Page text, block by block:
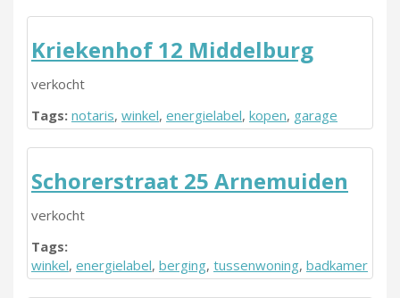
Kriekenhof 12 Middelburg
verkocht
Tags: notaris, winkel, energielabel, kopen, garage
Schorerstraat 25 Arnemuiden
verkocht
Tags:
winkel, energielabel, berging, tussenwoning, badkamer